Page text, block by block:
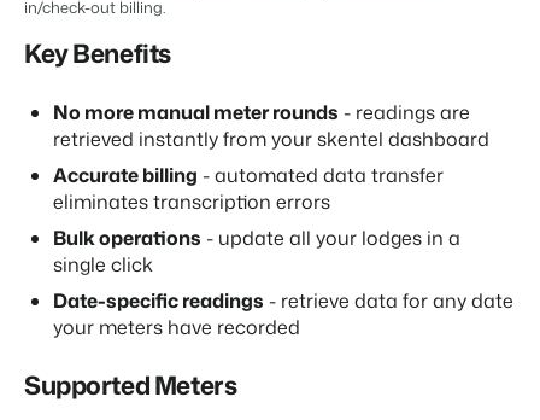
BEX CMS
Site web
Attirez des prospects pour la vente de vos biens locatifs.
BEX Linguistique
Accueillez vos clients dans leur langue.
Marketing
Marketing en ligne
Partenaires
de l'hospitalité.
Événements
Faites notre connaissance lors de différents événements
Trust Center
La confiance chez Booking Experts
À propos de nous
Service client
Mesurez votre consommation grâce à des compteurs connectés
Il manque une application?
Contactez nos consultants
Contactez nous
Prendre un RDV
in/check-out billing.
Key Benefits
No more manual meter rounds - readings are
retrieved instantly from your skentel dashboard
Accurate billing - automated data transfer
eliminates transcription errors
Bulk operations - update all your lodges in a
single click
Date-specific readings - retrieve data for any date
your meters have recorded
Supported Meters